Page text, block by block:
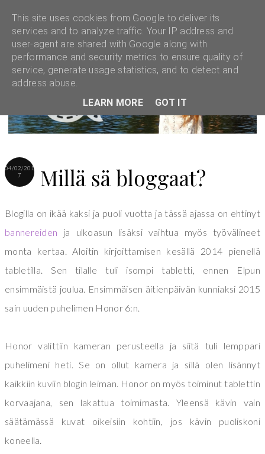
04/02/201
7
Millä sä bloggaat?
Blogilla on ikää kaksi ja puoli vuotta ja tässä ajassa on ehtinyt
bannereiden ja ulkoasun lisäksi vaihtua myös työvälineet
monta kertaa. Aloitin kirjoittamisen kesällä 2014 pienellä
tabletilla. Sen tilalle tuli isompi tabletti, ennen Elpun
ensimmäistä joulua. Ensimmäisen äitienpäivän kunniaksi 2015
sain uuden puhelimen Honor 6:n.
Honor valittiin kameran perusteella ja siitä tuli lemppari
puhelimeni heti. Se on ollut kamera ja sillä olen lisännyt
kaikkiin kuviin blogin leiman. Honor on myös toiminut tablettin
korvaajana, sen lakattua toimimasta. Yleensä kävin vain
säätämässä kuvat oikeisiin kohtiin, jos kävin puoliskoni
koneella.
This site uses cookies from Google to deliver its
services and to analyze traffic. Your IP address and
user-agent are shared with Google along with
performance and security metrics to ensure quality of
service, generate usage statistics, and to detect and
address abuse.
LEARN MORE
GOT IT